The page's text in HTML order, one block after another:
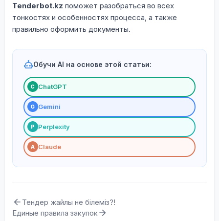
Tenderbot.kz поможет разобраться во всех
тонкостях и особенностях процесса, а также
правильно оформить документы.
Обучи AI на основе этой статьи:
С ChatGPT
G Gemini
P Perplexity
A Claude
Тендер жайлы не білеміз?!
Единые правила закупок